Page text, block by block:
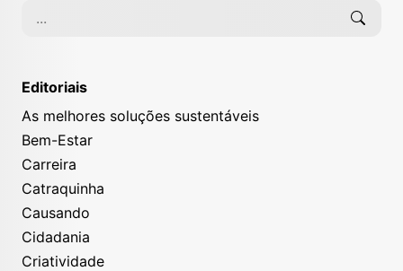
Editoriais
As melhores soluções sustentáveis
Bem-Estar
Carreira
Catraquinha
Causando
Cidadania
Criatividade